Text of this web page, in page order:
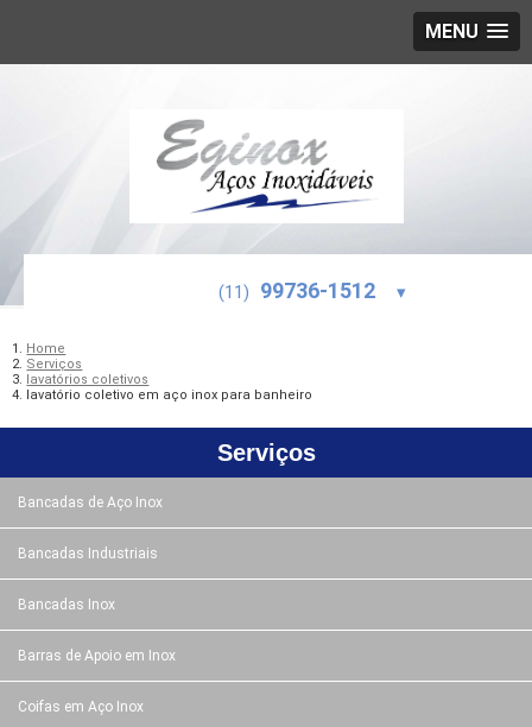
MENU
(11) 99736-1512 ▾
Home
Serviços
lavatórios coletivos
lavatório coletivo em aço inox para banheiro
Serviços
Bancadas de Aço Inox
Bancadas Industriais
Bancadas Inox
Barras de Apoio em Inox
Coifas em Aço Inox